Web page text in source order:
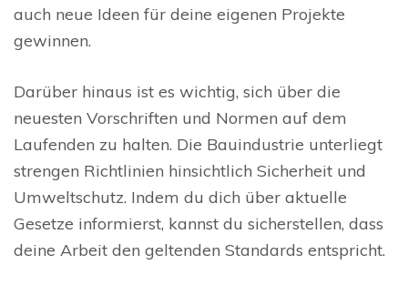
auch neue Ideen für deine eigenen Projekte
gewinnen.
Darüber hinaus ist es wichtig, sich über die
neuesten Vorschriften und Normen auf dem
Laufenden zu halten. Die Bauindustrie unterliegt
strengen Richtlinien hinsichtlich Sicherheit und
Umweltschutz. Indem du dich über aktuelle
Gesetze informierst, kannst du sicherstellen, dass
deine Arbeit den geltenden Standards entspricht.